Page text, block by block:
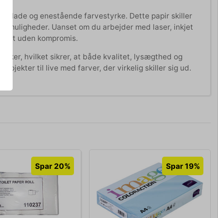
og enestående farvestyrke. Dette papir skiller
Uanset om du arbejder med laser, inkjet
uden kompromis.
hvilket sikrer, at både kvalitet, lysægthed og
til live med farver, der virkelig skiller sig ud.
Spar 20% Spar 19%